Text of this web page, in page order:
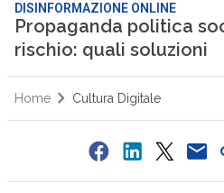
DISINFORMAZIONE ONLINE
Propaganda politica
rischio: quali soluzioni
Home Cultura Digitale